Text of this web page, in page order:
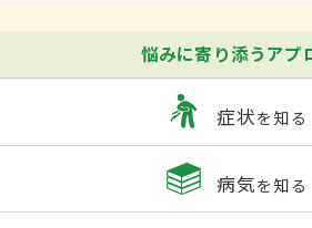
悩みに寄り添うアプ
症状を知る
病気を知る